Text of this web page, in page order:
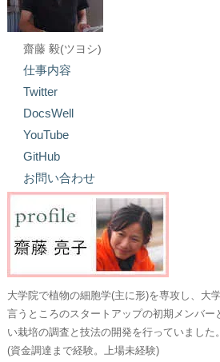
齋藤 毅(ツヨシ)
仕事内容
Twitter
DocsWell
YouTube
GitHub
お問い合わせ
大学院で植物の細胞学(主に形)を専攻し、大
言うところのスタートアップの初期メンバー
い栽培の調査と技法の開発を行っていました。
(資金調達まで経験。上場未経験)